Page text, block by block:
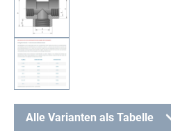
Alle Varianten als Tabelle